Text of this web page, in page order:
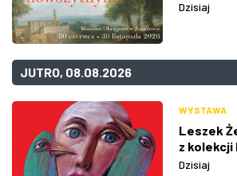
Dzisiaj
JUTRO, 08.08.2026
WYSTAWA
Leszek
z kolekcji
Dzisiaj